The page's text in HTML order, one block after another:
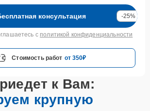
консультация -25%
с политикой конфиденциальности
Стоимость работ от 350₽
к Вам:
крупную